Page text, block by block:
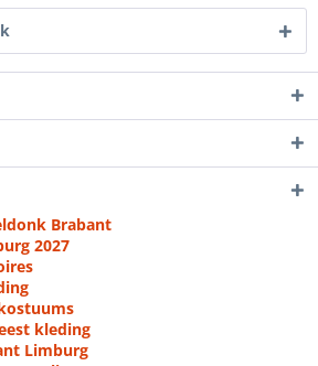
Brabant
2027
kleding
Limburg